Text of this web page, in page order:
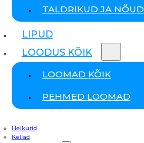
TALDRIKUD JA NÕUD
LIPUD
LOODUS KÕIK
LOOMAD KÕIK
PEHMED LOOMAD
Helkurid
Kellad